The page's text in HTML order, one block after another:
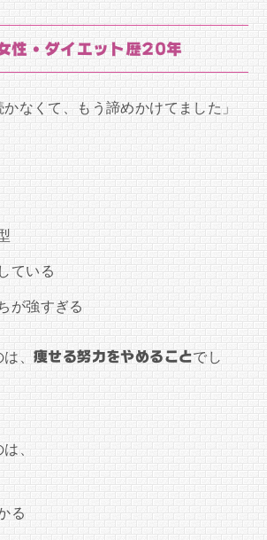
性・ダイエット歴20年
かなくて、もう諦めかけてました」
ている
が強すぎる
、 痩せる努力をやめることでし
、
る